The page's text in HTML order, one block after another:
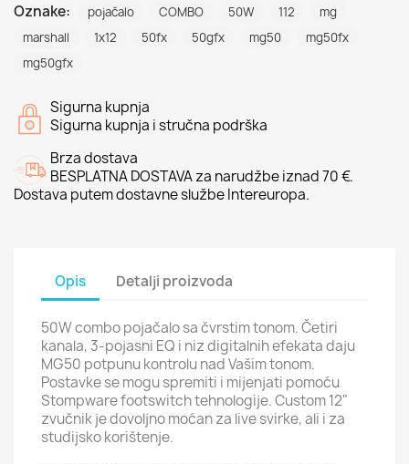
Oznake: pojačalo COMBO 50W 112
mg
marshall
1x12 50fx 50gfx mg50
mg50fx
mg50gfx
Sigurna kupnja
Sigurna kupnja i stručna podrška
Brza dostava
BESPLATNA DOSTAVA za narudžbe iznad 70 €.
Dostava putem dostavne službe Intereuropa.
Opis Detalji proizvoda
50W combo pojačalo sa čvrstim tonom. Četiri
kanala, 3-pojasni EQ i niz digitalnih efekata daju
MG50 potpunu kontrolu nad Vašim tonom.
Postavke se mogu spremiti i mijenjati pomoću
Stompware footswitch tehnologije. Custom 12"
zvučnik je dovoljno moćan za live svirke, ali i za
studijsko korištenje.